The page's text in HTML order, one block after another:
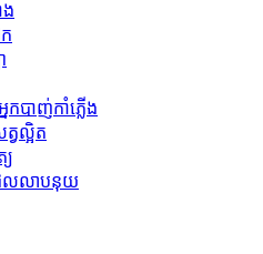
ង
ក
បាញ់កាំភ្លើង
វល្អិត
យ
ែលលាបនុយ